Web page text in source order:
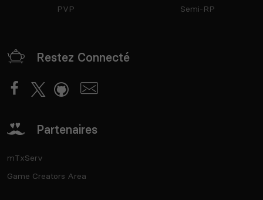
PVP
Semi-RP
Restez Connecté
Partenaires
mTxServ
Game Creators Area